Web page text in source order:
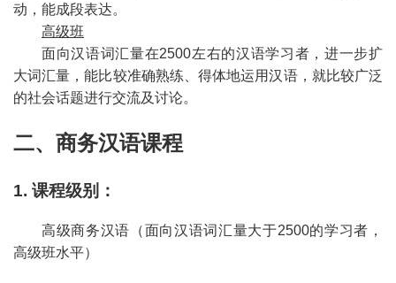
动，能成段表达。
高级班
面向汉语词汇量在2500左右的汉语学习者，进一步扩
大词汇量，能比较准确熟练、得体地运用汉语，就比较广泛
的社会话题进行交流及讨论。
二、商务汉语课程
1. 课程级别：
高级商务汉语（面向汉语词汇量大于2500的学习者，
高级班水平）